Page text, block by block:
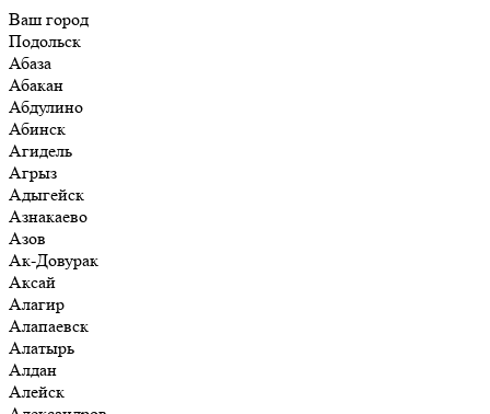
Ваш город
Подольск
Абаза
Абакан
Абдулино
Абинск
Агидель
Агрыз
Адыгейск
Азнакаево
Азов
Ак-Довурак
Аксай
Алагир
Алапаевск
Алатырь
Алдан
Алейск